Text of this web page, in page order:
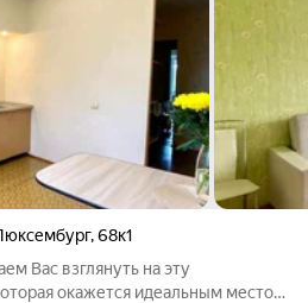
,68к1
Вас взглянуть на эту
окажется идеальным местом